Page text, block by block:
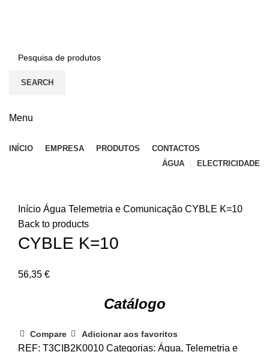
SEARCH
Menu
INÍCIO EMPRESA PRODUTOS
CONTACTOS
ÁGUA
ELECTRICIDADE
Início Água Telemetria e Comunicação CYBLE K=10
Back to products
CYBLE K=10
56,35 €
Catálogo
Compare Adicionar aos favoritos
REF: T3CIB2K0010 Categorias: Água, Telemetria e